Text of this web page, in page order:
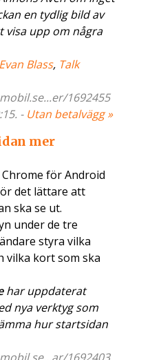
en tydlig bild av
upp om några
Evan Blass, Talk
1692455
- Utan betalvägg »
mer
för Android
det lättare att
ska se ut.
under de tre
styra vilka
vilka kort som ska
har uppdaterat
nya verktyg som
hur startsidan